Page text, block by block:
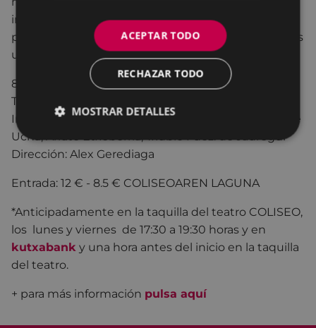
injusto, ajeno y algo hostil con nuestros queridos
personajes. Pero hoy no es un día cualquiera. Hoy es
un día de grandes acontecimientos.
80 min.
TRAGICOMEDIA
Intérpretes: Jon Ander Urresti, Ainhoa Artetxe, Leire
Ucha, Arrate Etxeberria, Txubio Fdez. de Jaúregui
Dirección: Alex Gerediaga
Entrada: 12 € - 8.5 € COLISEOAREN LAGUNA
*Anticipadamente en la taquilla del teatro COLISEO,
los lunes y viernes de 17:30 a 19:30 horas y en
kutxabank y una hora antes del inicio en la taquilla
del teatro.
+ para más información pulsa aquí
ACEPTAR TODO
RECHAZAR TODO
MOSTRAR DETALLES